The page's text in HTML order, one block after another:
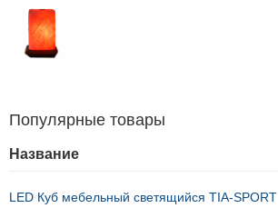
Популярные товары
Название
LED Куб мебельный светящийся TIA-SPORT